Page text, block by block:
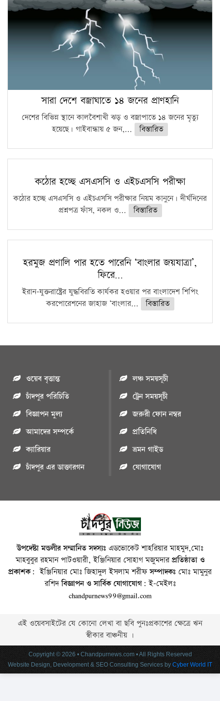
সারা দেশে বজ্রাঘাতে ১৪ জনের প্রাণহানি
দেশের বিভিন্ন স্থানে কালবৈশাখী ঝড় ও বজ্রাপাতে ১৪ জনের মৃত্যু
হয়েছে। গাইবান্ধায় ৫ জন,...
বিস্তারিত
কঠোর হচ্ছে এসএসসি ও এইচএসসি পরীক্ষা
কঠোর হচ্ছে এসএসসি ও এইচএসসি পরীক্ষার নিয়ম কানুনে। দীর্ঘদিনের
প্রশ্নপত্র ফাঁস, নকল ও...
বিস্তারিত
হরমুজ প্রণালি পার হতে পারেনি ‘বাংলার জয়যাত্রা’,
ফিরে…
ইরান-যুক্তরাষ্ট্রের যুদ্ধবিরতি কার্যকর হওয়ার পর বাংলাদেশ শিপিং
করপোরেশনের জাহাজ ‘বাংলার...
বিস্তারিত
ওয়েব বৃত্তান্ত
চাঁদপুর পরিচিতি
বিজ্ঞাপন মুল্য
আমাদের সম্পর্কে
ক্যারিয়ার
চাঁদপুর এর ডাক্তারগন
লঞ্চ সময়সূচী
ট্রেন সময়সূচী
জরুরী ফোন নম্বর
প্রতিনিধি
ভ্রমন গাইড
যোগাযোগ
উপদেষ্টা মন্ডলীর সম্মানিত সদস্যঃ এডভোকেট শাহরিয়ার মাহমুদ,মোঃ
মাহবুবুর রহমান পাটওয়ারী, ইঞ্জিনিয়ার সোহাগ মজুমদারপ্রতিষ্ঠাতা ও
প্রকাশক: ইঞ্জিনিয়ার মোঃ জিহাদুল ইসলাম শরীফসম্পাদকঃ মোঃ মামুনুর
রশিদবিজ্ঞাপন ও সার্বিক যোগাযোগ: ই-মেইলঃ
chandpurnews99@gmail.com
এই ওয়েবসাইটের যে কোনো লেখা বা ছবি পুনঃপ্রকাশের ক্ষেত্রে ঋন
স্বীকার বাঞ্চনীয় ।
Copyright © 2026 • Chandpurnews.com • All Rights Reserved
Website Design, Development & SEO Consulting Services by Cyber World IT